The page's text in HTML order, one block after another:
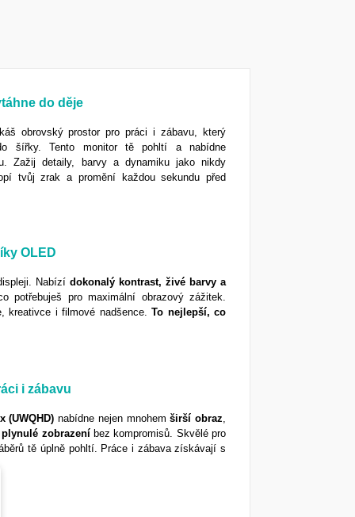
do děje
obrovský prostor pro práci i zábavu, který
šířky. Tento monitor tě pohltí a nabídne
Zažij detaily, barvy a dynamiku jako nikdy
tvůj zrak a promění každou sekundu před
OLED
Nabízí dokonalý kontrast, živé barvy a
potřebuješ pro maximální obrazový zážitek.
kreativce i filmové nadšence.To nejlepší, co
i zábavu
(UWQHD) nabídne nejen mnohemširší obraz
plynulé zobrazeníbez kompromisů. Skvělé pro
tě úplně pohltí. Práce i zábava získávají s